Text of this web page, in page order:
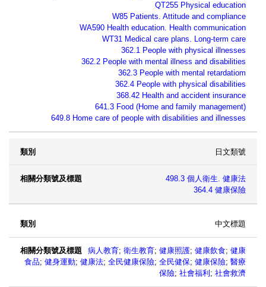
QT255 Physical education
W85 Patients. Attitude and compliance
WA590 Health education. Health communication
WT31 Medical care plans. Long-term care
362.1 People with physical illnesses
362.2 People with mental illness and disabilities
362.3 People with mental retardatiom
362.4 People with physical disabilities
368.42 Health and accident insurance
641.3 Food (Home and family management)
649.8 Home care of people with disabilities and illnesses
日文類號
498.3 個人衛生. 健康法
364.4 健康保險
中文標題
病人教育; 衛生教育; 健康照護; 健康飲食; 健康
食品; 健身運動; 健康法; 全民健康保險; 全民健保; 健康保險; 醫療
保險; 社會福利 ; 社會救濟